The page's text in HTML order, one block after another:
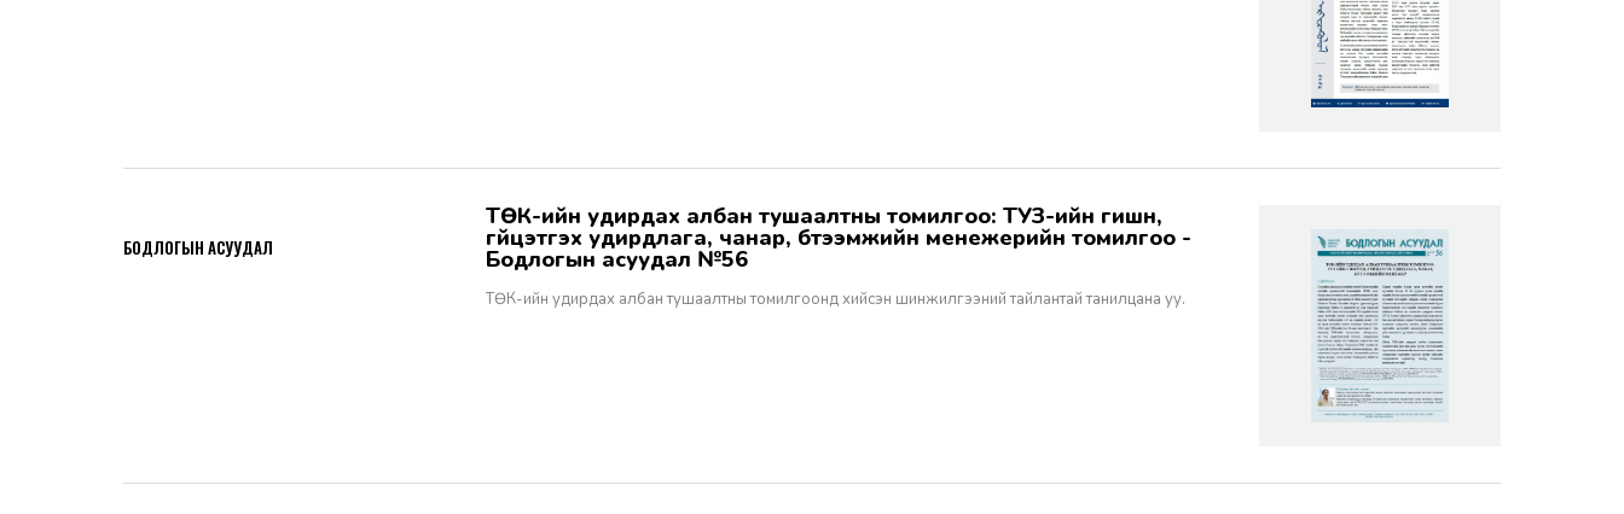
ТӨК-ийн удирдах албан тушаалтны томилгоо: ТУЗ-ийн гишүүн,
гүйцэтгэх удирдлага, чанар, бүтээмжийн менежерийн томилгоо -
Бодлогын асуудал №56
ТӨК-ийн удирдах албан тушаалтны томилгоонд хийсэн шинжилгээний тайлантай танилцана уу.
БОДЛОГЫН АСУУДАЛ